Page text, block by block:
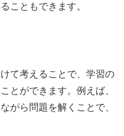
こともできます。
て考えることで、学習の
とができます。例えば、
がら問題を解くことで、